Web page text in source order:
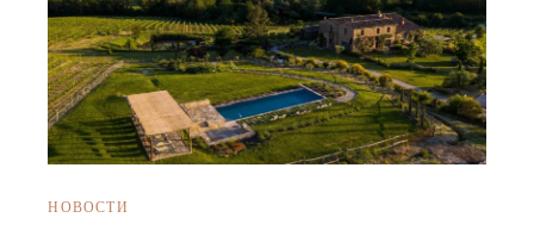
НОВОСТИ